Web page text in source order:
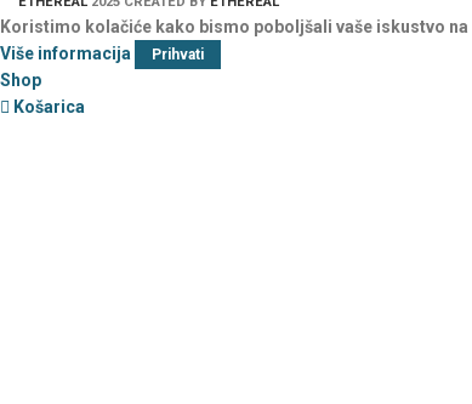
Koristimo kolačiće kako bismo poboljšali vaše iskustvo
Više informacija
Prihvati
Shop
Košarica